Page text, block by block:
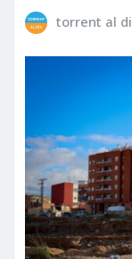
torrent al